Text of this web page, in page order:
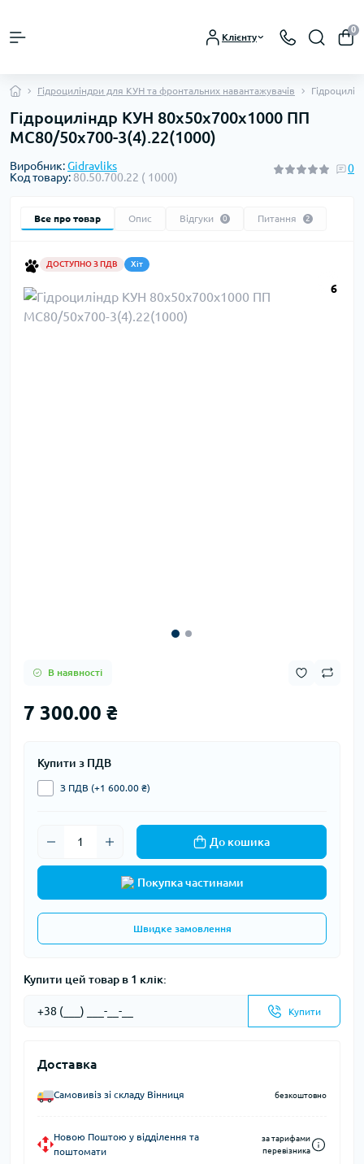
Клієнту
0
Гідроциліндри для КУН та фронтальних навантажувачів
Гідроциліндр КУН 80х50х700х1000 ПП
МС80/50х700-3(4).22(1000)
Виробник:Gidravliks
Код товару: 80.50.700.22 ( 1000)
0
Все про товар Опис Відгуки 0 Питання 2
ДОСТУПНО З ПДВ Хіт
6
В наявності
7 300.00 ₴
Купити з ПДВ
З ПДВ (+1 600.00 ₴)
До кошика
Покупка частинами
Швидке замовлення
Купити цей товар в 1 клік:
Купити
Доставка
Самовивіз зі складу Вінниця безкоштовно
Новою Поштою у відділення та
поштомати
за тарифами
перевізника